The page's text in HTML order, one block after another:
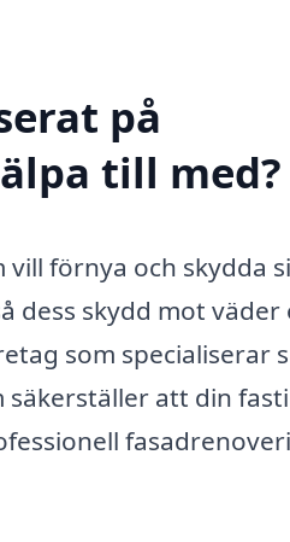
på
till med?
förnya och skydda
dess skydd mot väder
som specialiserar
säkerställer att din